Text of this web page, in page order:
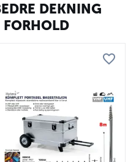
DEKNING
FORHOLD